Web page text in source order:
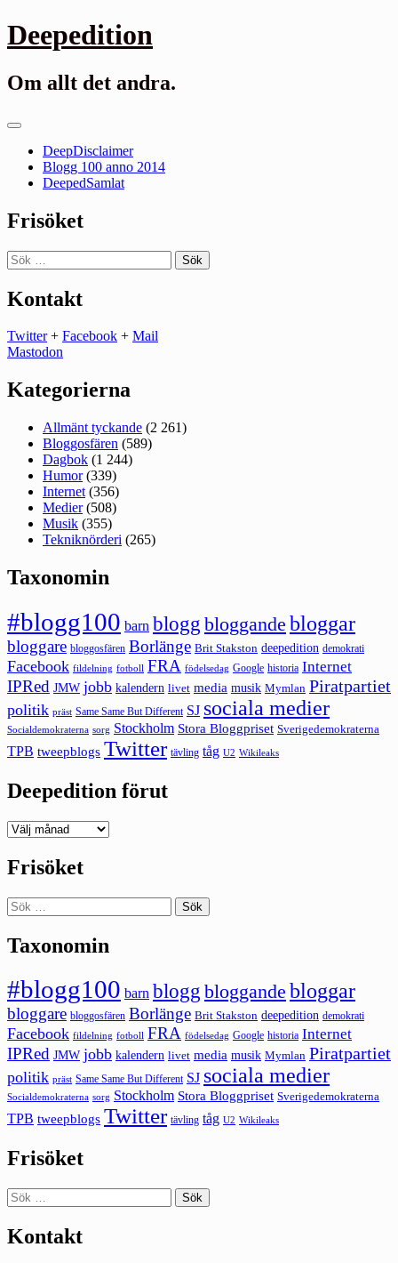
Gå
till
Deepedition
Om allt det andra.
Primär
DeepDisclaimer
Blogg 100 anno 2014
DeepedSamlat
Frisöket
Sök
efter:
Kontakt
Twitter+ Facebook + Mail
Mastodon
Kategorierna
Allmänt tyckande (2 261)
Bloggosfären (589)
Dagbok (1 244)
Humor(339)
Internet (356)
Medier(508)
Musik (355)
Tekniknörderi (265)
Taxonomin
#blogg100 barn blogg bloggande bloggar
bloggare bloggosfären Borlänge Brit Stakston deepedition demokrati
Facebook fildelning fotboll FRA födelsedag Google historia Internet
IPRed JMW jobb kalendern livet media musik Mymlan Piratpartiet
politik präst Same Same But Different SJ sociala medier
Socialdemokraterna sorg Stockholm Stora Bloggpriset Sverigedemokraterna
TPB tweepblogs Twitter tävling tåg U2 Wikileaks
Deepedition förut
Deepedition
Frisöket
Sök
efter:
Taxonomin
#blogg100 barn blogg bloggande bloggar
bloggare bloggosfären Borlänge Brit Stakston deepedition demokrati
Facebook fildelning fotboll FRA födelsedag Google historia Internet
IPRed JMW jobb kalendern livet media musik Mymlan Piratpartiet
politik präst Same Same But Different SJ sociala medier
Socialdemokraterna sorg Stockholm Stora Bloggpriset Sverigedemokraterna
TPB tweepblogs Twitter tävling tåg U2 Wikileaks
Frisöket
Sök
efter:
Kontakt